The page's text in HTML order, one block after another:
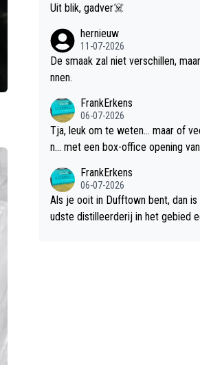
Uit blik, gadver☠️
hernieuw
11-07-2026
De smaak zal niet verschillen,
nnen.
FrankErkens
06-07-2026
Tja, leuk om te weten... maar of
n... met een box-office opening
FrankErkens
06-07-2026
Als je ooit in Dufftown bent, dan is
udste distilleerderij in het gebied een